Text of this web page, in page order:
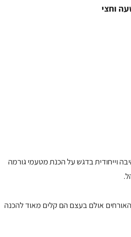
וייחודית בדגש על הכנת מטעמי גורמה
אולם בעצם הם קלים מאוד להכנה